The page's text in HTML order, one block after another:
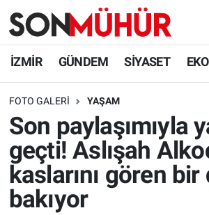
İZMİR GÜNDEM SİYASET
FOTO GALERI YAŞAM
Son paylaşımıyla
geçti! Aslışah
kaslarını gören bir
bakıyor
İzmir Nöbetçi Eczaneler
İzmir Namaz Vakitleri
İzmir Trafik Yoğunluk Haritası
Süper Lig Puan Durumu ve